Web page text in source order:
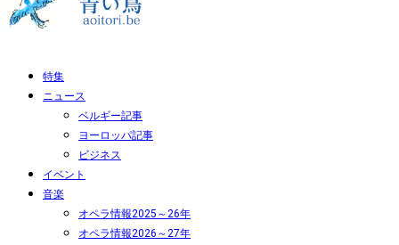
特集
ニュース
ベルギー記事
ヨーロッパ記事
ビジネス
イベント
音楽
オペラ情報2025～26年
オペラ情報2026～27年